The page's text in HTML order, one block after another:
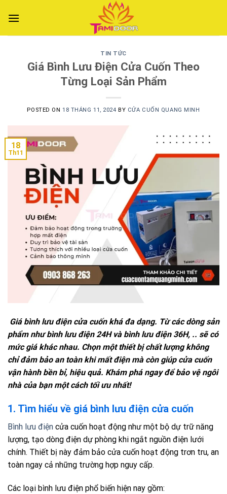
TIN TỨC
Giá Bình Lưu Điện Cửa Cuốn Theo
Từng Loại Sản Phẩm
POSTED ON18 THÁNG 11, 2024 BY CỬA CUỐN QUANG MINH
18
Th11
Giá bình lưu điện cửa cuốn khá đa dạng. Từ các dòng sản
phẩm như bình lưu điện 24H và bình lưu điện 36H, .. sẽ có
mức giá khác nhau. Chọn một thiết bị chất lượng không
chỉ đảm bảo an toàn khi mất điện mà còn giúp cửa cuốn
vận hành bền bỉ, hiệu quả. Khám phá ngay để bảo vệ ngôi
nhà của bạn một cách tối ưu nhất!
1. Tìm hiểu về giá bình lưu điện cửa cuốn
Bình lưu điện cửa cuốn hoạt động như một bộ dự trữ năng
lượng, tạo dòng điện dự phòng khi ngắt nguồn điện lưới
chính. Thiết bị này đảm bảo cửa cuốn hoạt động trơn tru, an
toàn ngay cả những trường hợp nguy cấp.
Các loại bình lưu điện phổ biến hiện nay gồm: